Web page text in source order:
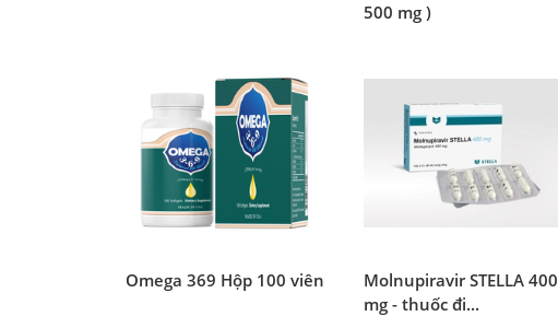
500 mg )
Omega 369 Hộp 100 viên
Molnupiravir STELLA 400
mg - thuốc đi...